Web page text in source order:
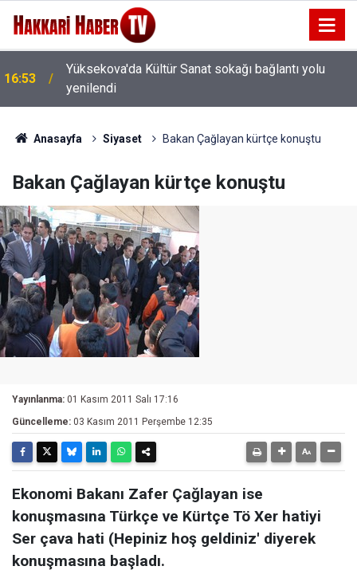
Yüksekova'da Kültür Sanat sokağı bağlantı yolu
yenilendi
16:48 AHBAP'ın Faaliyetleri Durduruldu
Anasayfa Siyaset Bakan Çağlayan kürtçe konuştu
Bakan Çağlayan kürtçe konuştu
Yayınlanma: 01 Kasım 2011 Salı 17:16
Güncelleme: 03 Kasım 2011 Perşembe 12:35
Ekonomi Bakanı Zafer Çağlayan ise
konuşmasına Türkçe ve Kürtçe Tö Xer hatiyi
Ser çava hati (Hepiniz hoş geldiniz' diyerek
konuşmasına başladı.